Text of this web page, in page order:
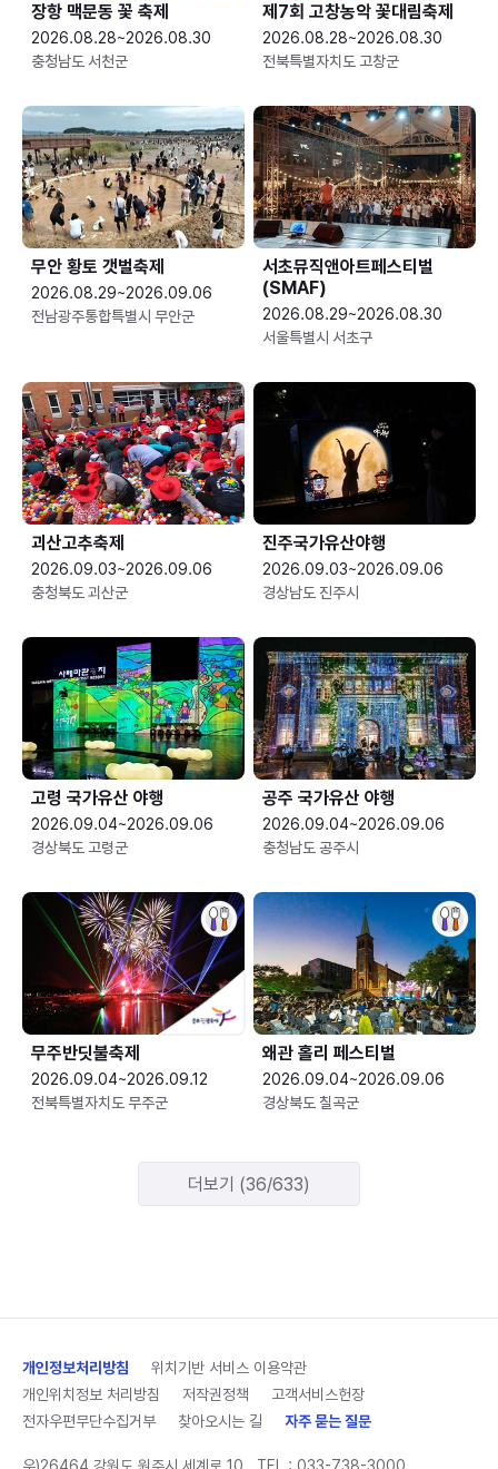
장항 맥문동 꽃 축제
2026.08.28~2026.08.30
충청남도 서천군
제7회 고창농악 꽃대림축제
2026.08.28~2026.08.30
전북특별자치도 고창군
무안 황토 갯벌축제
2026.08.29~2026.09.06
전남광주통합특별시 무안군
서초뮤직앤아트페스티벌
(SMAF)
2026.08.29~2026.08.30
서울특별시 서초구
괴산고추축제
2026.09.03~2026.09.06
충청북도 괴산군
진주국가유산야행
2026.09.03~2026.09.06
경상남도 진주시
고령 국가유산 야행
2026.09.04~2026.09.06
경상북도 고령군
공주 국가유산 야행
2026.09.04~2026.09.06
충청남도 공주시
무주반딧불축제
2026.09.04~2026.09.12
전북특별자치도 무주군
왜관 홀리 페스티벌
2026.09.04~2026.09.06
경상북도 칠곡군
더보기 (36/633)
개인정보처리방침
위치기반 서비스 이용약관
개인위치정보 처리방침
저작권정책
고객서비스헌장
전자우편무단수집거부
찾아오시는 길 자주 묻는 질문